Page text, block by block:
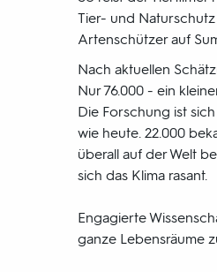
Tier- und
Artenschützer auf
Nach aktuellen
Nur 76.000 - ein
Die Forschung ist
wie heute. 22.000
überall auf der Welt
sich das Klima rasant.
Engagierte
ganze Lebensräume